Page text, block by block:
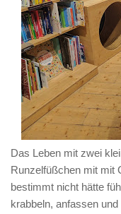
Das Leben mit zwei
Runzelfüßchen mit mit
bestimmt nicht hätte
krabbeln, anfassen